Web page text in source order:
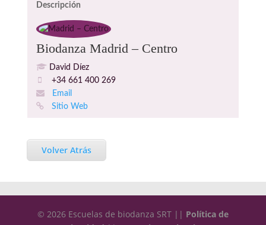
Descripción
Biodanza Madrid – Centro
David Díez
+34 661 400 269
Email
Sitio Web
Volver Atrás
© 2026 Escuelas de biodanza SRT || Política de